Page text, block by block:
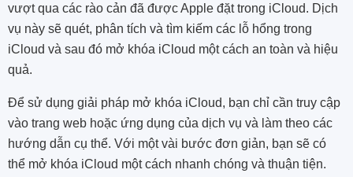
vượt qua các rào cản đã được Apple đặt trong iCloud. Dịch
vụ này sẽ quét, phân tích và tìm kiếm các lỗ hổng trong
iCloud và sau đó mở khóa iCloud một cách an toàn và hiệu
quả.
Để sử dụng giải pháp mở khóa iCloud, bạn chỉ cần truy cập
vào trang web hoặc ứng dụng của dịch vụ và làm theo các
hướng dẫn cụ thể. Với một vài bước đơn giản, bạn sẽ có
thể mở khóa iCloud một cách nhanh chóng và thuận tiện.